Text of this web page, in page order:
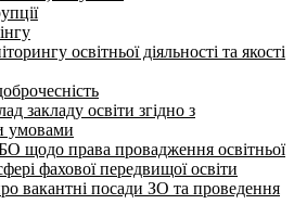
освітньої діяльності та якості
закладу освіти згідно з
умовами
щодо права провадження освітньої
фахової передвищої освіти
вакантні посади ЗО та проведення